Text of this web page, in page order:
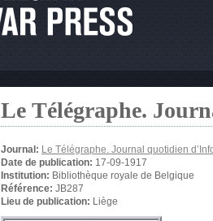
Le Télégraphe.
Journal: Le Télégraphe. Journal quotidien
Date de publication: 17-09-1917
Institution: Bibliothèque royale de Belgique
Référence: JB287
Lieu de publication: Liège